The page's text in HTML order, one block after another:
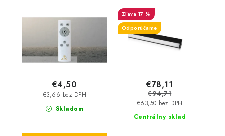
Skladom
€3,66 bez DPH
€4,50
koľajnicové svietidlo -
2700lm - čierne
17 %
Odporúčame
Centrálny sklad
€63,50 bez DPH
€78,11
€94,71